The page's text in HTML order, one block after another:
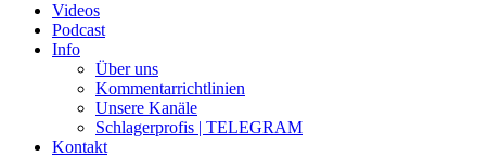
Videos
Podcast
Info
Über uns
Kommentarrichtlinien
Unsere Kanäle
Schlagerprofis | TELEGRAM
Kontakt